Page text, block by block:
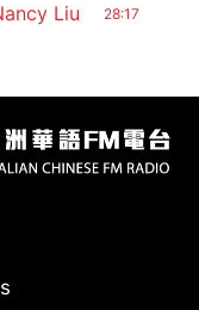
Liu 28:17